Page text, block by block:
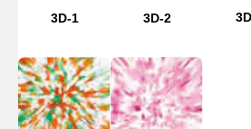
3D-1 3D-2